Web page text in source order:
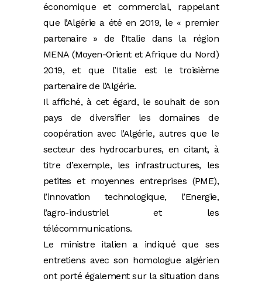
économique et commercial, rappelant
que l’Algérie a été en 2019, le « premier
partenaire » de l’Italie dans la région
MENA (Moyen-Orient et Afrique du Nord)
2019, et que l’Italie est le troisième
partenaire de l’Algérie.
Il affiché, à cet égard, le souhait de son
pays de diversifier les domaines de
coopération avec l’Algérie, autres que le
secteur des hydrocarbures, en citant, à
titre d’exemple, les infrastructures, les
petites et moyennes entreprises (PME),
l’innovation technologique, l’Energie,
l’agro-industriel et les
télécommunications.
Le ministre italien a indiqué que ses
entretiens avec son homologue algérien
ont porté également sur la situation dans